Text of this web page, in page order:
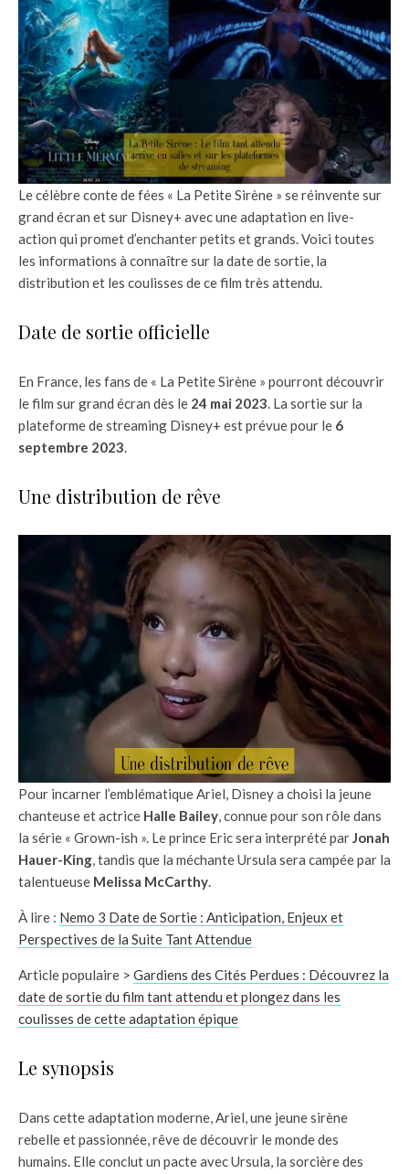
Le célèbre conte de fées « La Petite Sirène » se réinvente sur
grand écran et sur Disney+ avec une adaptation en live-
action qui promet d’enchanter petits et grands. Voici toutes
les informations à connaître sur la date de sortie, la
distribution et les coulisses de ce film très attendu.
Date de sortie officielle
En France, les fans de « La Petite Sirène » pourront découvrir
le film sur grand écran dès le 24 mai 2023. La sortie sur la
plateforme de streaming Disney+ est prévue pour le 6
septembre 2023.
Une distribution de rêve
Pour incarner l’emblématique Ariel, Disney a choisi la jeune
chanteuse et actrice Halle Bailey , connue pour son rôle dans
la série « Grown-ish ». Le prince Eric sera interprété par Jonah
Hauer-King , tandis que la méchante Ursula sera campée par la
talentueuse Melissa McCarthy
À lire : Nemo 3 Date de Sortie : Anticipation, Enjeux et
Perspectives de la Suite Tant Attendue
Article populaire > Gardiens des Cités Perdues : Découvrez la
date de sortie du film tant attendu et plongez dans les
coulisses de cette adaptation épique
Le synopsis
Dans cette adaptation moderne, Ariel, une jeune sirène
rebelle et passionnée, rêve de découvrir le monde des
humains. Elle conclut un pacte avec Ursula, la sorcière des